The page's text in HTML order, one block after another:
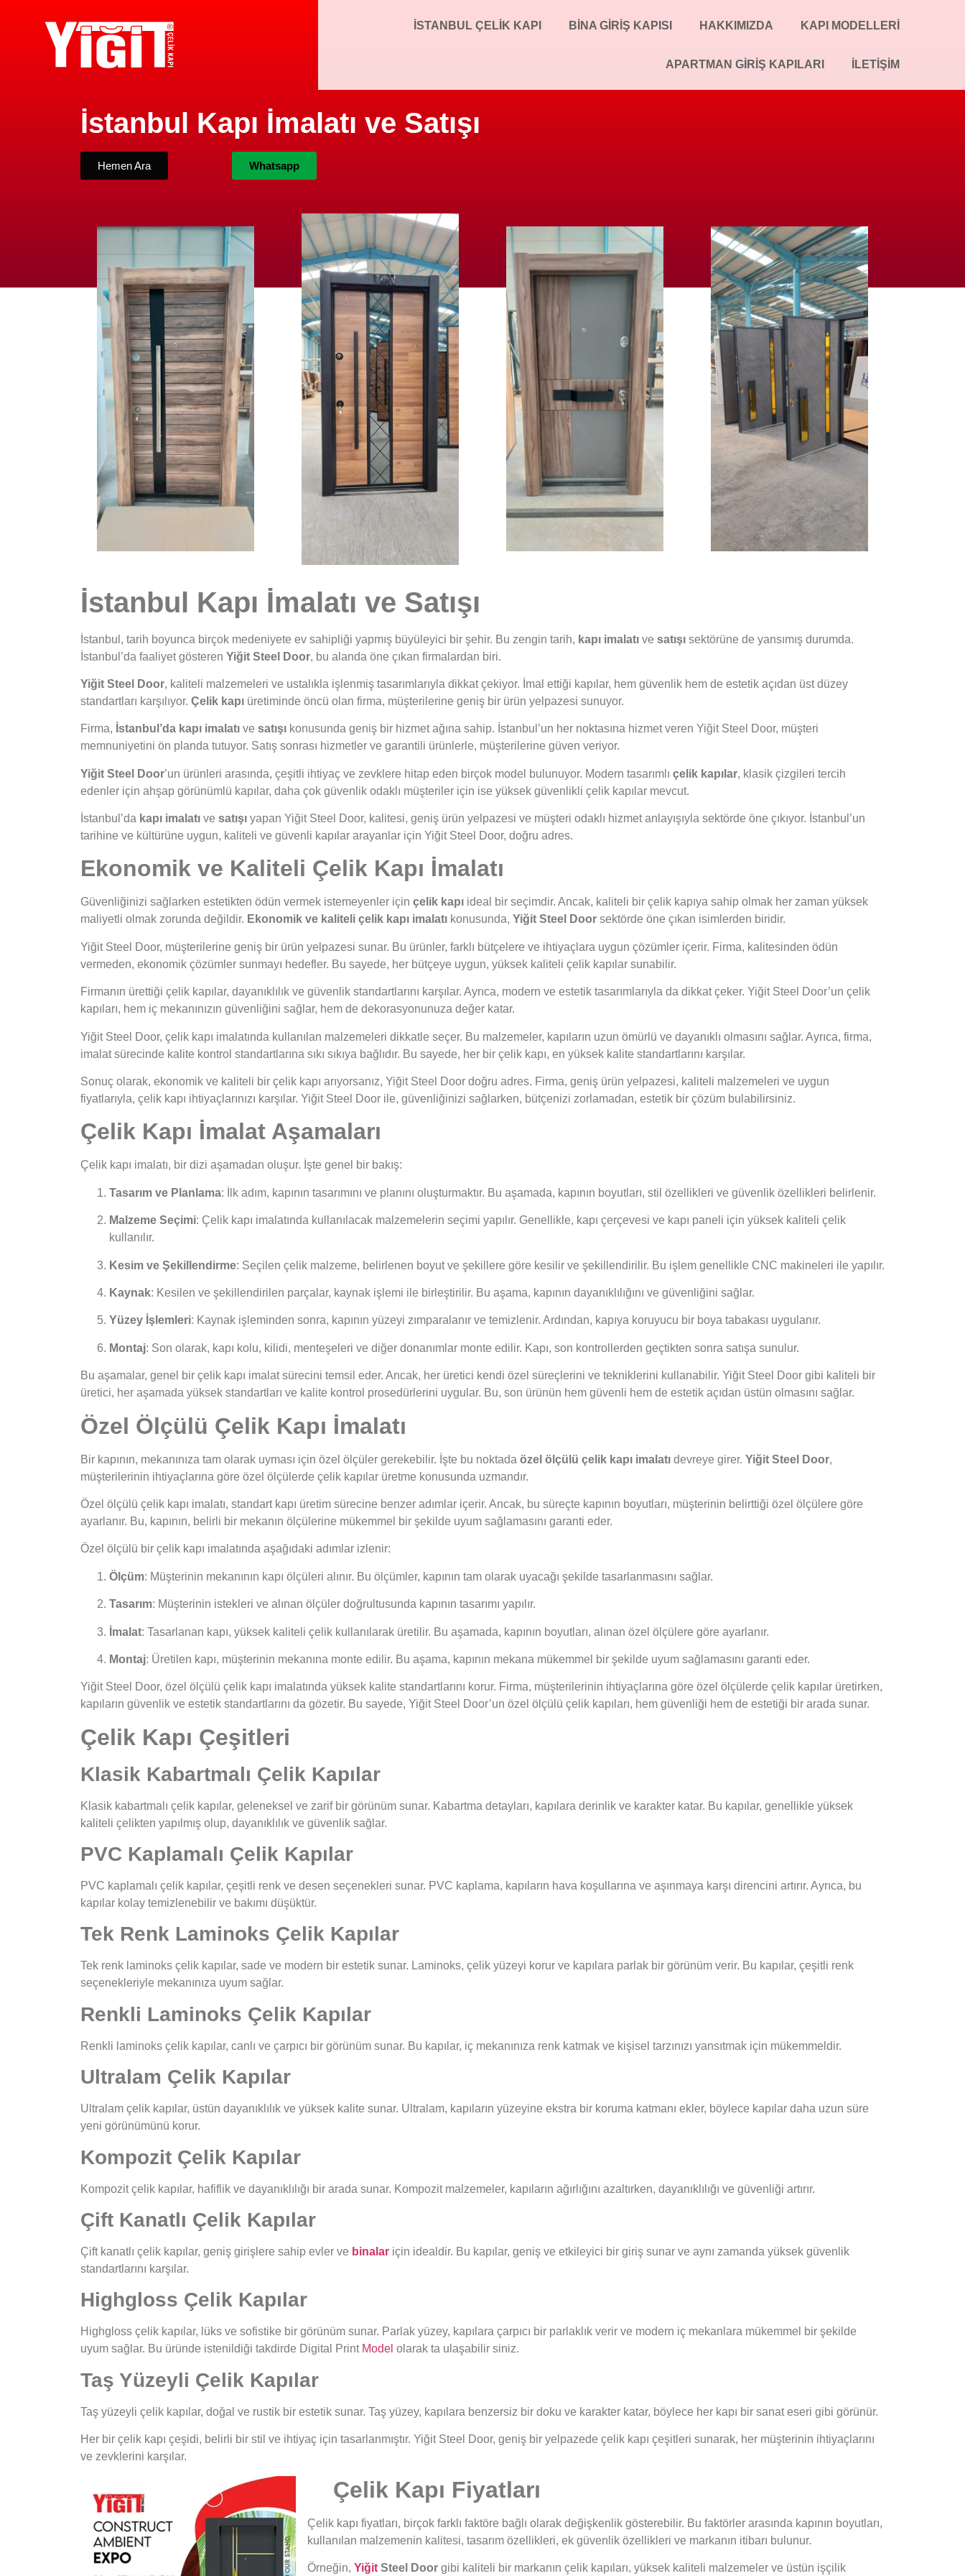
İSTANBUL ÇELIK KAPI BINA GIRIŞ KAPISI HAKKIMIZDA KAPI MODELLERI
APARTMAN GIRIŞ KAPILARI İLETIŞIM
İstanbul Kapı İmalatı ve Satışı
Hemen Ara Whatsapp
İstanbul Kapı İmalatı ve Satışı
İstanbul, tarih boyunca birçok medeniyete ev sahipliği yapmış büyüleyici bir şehir. Bu zengin tarih, kapı imalatı ve satışı sektörüne de yansımış durumda.
İstanbul’da faaliyet gösteren Yiğit Steel Door, bu alanda öne çıkan firmalardan biri.
Yiğit Steel Door, kaliteli malzemeleri ve ustalıkla işlenmiş tasarımlarıyla dikkat çekiyor. İmal ettiği kapılar, hem güvenlik hem de estetik açıdan üst düzey
standartları karşılıyor. Çelik kapı üretiminde öncü olan firma, müşterilerine geniş bir ürün yelpazesi sunuyor.
Firma, İstanbul’da kapı imalatı ve satışı konusunda geniş bir hizmet ağına sahip. İstanbul’un her noktasına hizmet veren Yiğit Steel Door, müşteri
memnuniyetini ön planda tutuyor. Satış sonrası hizmetler ve garantili ürünlerle, müşterilerine güven veriyor.
Yiğit Steel Door’un ürünleri arasında, çeşitli ihtiyaç ve zevklere hitap eden birçok model bulunuyor. Modern tasarımlı çelik kapılar, klasik çizgileri tercih
edenler için ahşap görünümlü kapılar, daha çok güvenlik odaklı müşteriler için ise yüksek güvenlikli çelik kapılar mevcut.
İstanbul’da kapı imalatı ve satışı yapan Yiğit Steel Door, kalitesi, geniş ürün yelpazesi ve müşteri odaklı hizmet anlayışıyla sektörde öne çıkıyor. İstanbul’un
tarihine ve kültürüne uygun, kaliteli ve güvenli kapılar arayanlar için Yiğit Steel Door, doğru adres.
Ekonomik ve Kaliteli Çelik Kapı İmalatı
Güvenliğinizi sağlarken estetikten ödün vermek istemeyenler için çelik kapı ideal bir seçimdir. Ancak, kaliteli bir çelik kapıya sahip olmak her zaman yüksek
maliyetli olmak zorunda değildir. Ekonomik ve kaliteli çelik kapı imalatı konusunda, Yiğit Steel Door sektörde öne çıkan isimlerden biridir.
Yiğit Steel Door, müşterilerine geniş bir ürün yelpazesi sunar. Bu ürünler, farklı bütçelere ve ihtiyaçlara uygun çözümler içerir. Firma, kalitesinden ödün
vermeden, ekonomik çözümler sunmayı hedefler. Bu sayede, her bütçeye uygun, yüksek kaliteli çelik kapılar sunabilir.
Firmanın ürettiği çelik kapılar, dayanıklılık ve güvenlik standartlarını karşılar. Ayrıca, modern ve estetik tasarımlarıyla da dikkat çeker. Yiğit Steel Door’un çelik
kapıları, hem iç mekanınızın güvenliğini sağlar, hem de dekorasyonunuza değer katar.
Yiğit Steel Door, çelik kapı imalatında kullanılan malzemeleri dikkatle seçer. Bu malzemeler, kapıların uzun ömürlü ve dayanıklı olmasını sağlar. Ayrıca, firma,
imalat sürecinde kalite kontrol standartlarına sıkı sıkıya bağlıdır. Bu sayede, her bir çelik kapı, en yüksek kalite standartlarını karşılar.
Sonuç olarak, ekonomik ve kaliteli bir çelik kapı arıyorsanız, Yiğit Steel Door doğru adres. Firma, geniş ürün yelpazesi, kaliteli malzemeleri ve uygun
fiyatlarıyla, çelik kapı ihtiyaçlarınızı karşılar. Yiğit Steel Door ile, güvenliğinizi sağlarken, bütçenizi zorlamadan, estetik bir çözüm bulabilirsiniz.
Çelik Kapı İmalat Aşamaları
Çelik kapı imalatı, bir dizi aşamadan oluşur. İşte genel bir bakış:
Tasarım ve Planlama: İlk adım, kapının tasarımını ve planını oluşturmaktır. Bu aşamada, kapının boyutları, stil özellikleri ve güvenlik özellikleri belirlenir.
Malzeme Seçimi: Çelik kapı imalatında kullanılacak malzemelerin seçimi yapılır. Genellikle, kapı çerçevesi ve kapı paneli için yüksek kaliteli çelik
kullanılır.
Kesim ve Şekillendirme: Seçilen çelik malzeme, belirlenen boyut ve şekillere göre kesilir ve şekillendirilir. Bu işlem genellikle CNC makineleri ile yapılır.
Kaynak: Kesilen ve şekillendirilen parçalar, kaynak işlemi ile birleştirilir. Bu aşama, kapının dayanıklılığını ve güvenliğini sağlar.
Yüzey İşlemleri: Kaynak işleminden sonra, kapının yüzeyi zımparalanır ve temizlenir. Ardından, kapıya koruyucu bir boya tabakası uygulanır.
Montaj: Son olarak, kapı kolu, kilidi, menteşeleri ve diğer donanımlar monte edilir. Kapı, son kontrollerden geçtikten sonra satışa sunulur.
Bu aşamalar, genel bir çelik kapı imalat sürecini temsil eder. Ancak, her üretici kendi özel süreçlerini ve tekniklerini kullanabilir. Yiğit Steel Door gibi kaliteli bir
üretici, her aşamada yüksek standartları ve kalite kontrol prosedürlerini uygular. Bu, son ürünün hem güvenli hem de estetik açıdan üstün olmasını sağlar.
Özel Ölçülü Çelik Kapı İmalatı
Bir kapının, mekanınıza tam olarak uyması için özel ölçüler gerekebilir. İşte bu noktada özel ölçülü çelik kapı imalatı devreye girer. Yiğit Steel Door,
müşterilerinin ihtiyaçlarına göre özel ölçülerde çelik kapılar üretme konusunda uzmandır.
Özel ölçülü çelik kapı imalatı, standart kapı üretim sürecine benzer adımlar içerir. Ancak, bu süreçte kapının boyutları, müşterinin belirttiği özel ölçülere göre
ayarlanır. Bu, kapının, belirli bir mekanın ölçülerine mükemmel bir şekilde uyum sağlamasını garanti eder.
Özel ölçülü bir çelik kapı imalatında aşağıdaki adımlar izlenir:
Ölçüm: Müşterinin mekanının kapı ölçüleri alınır. Bu ölçümler, kapının tam olarak uyacağı şekilde tasarlanmasını sağlar.
Tasarım: Müşterinin istekleri ve alınan ölçüler doğrultusunda kapının tasarımı yapılır.
İmalat: Tasarlanan kapı, yüksek kaliteli çelik kullanılarak üretilir. Bu aşamada, kapının boyutları, alınan özel ölçülere göre ayarlanır.
Montaj: Üretilen kapı, müşterinin mekanına monte edilir. Bu aşama, kapının mekana mükemmel bir şekilde uyum sağlamasını garanti eder.
Yiğit Steel Door, özel ölçülü çelik kapı imalatında yüksek kalite standartlarını korur. Firma, müşterilerinin ihtiyaçlarına göre özel ölçülerde çelik kapılar üretirken,
kapıların güvenlik ve estetik standartlarını da gözetir. Bu sayede, Yiğit Steel Door’un özel ölçülü çelik kapıları, hem güvenliği hem de estetiği bir arada sunar.
Çelik Kapı Çeşitleri
Klasik Kabartmalı Çelik Kapılar
Klasik kabartmalı çelik kapılar, geleneksel ve zarif bir görünüm sunar. Kabartma detayları, kapılara derinlik ve karakter katar. Bu kapılar, genellikle yüksek
kaliteli çelikten yapılmış olup, dayanıklılık ve güvenlik sağlar.
PVC Kaplamalı Çelik Kapılar
PVC kaplamalı çelik kapılar, çeşitli renk ve desen seçenekleri sunar. PVC kaplama, kapıların hava koşullarına ve aşınmaya karşı direncini artırır. Ayrıca, bu
kapılar kolay temizlenebilir ve bakımı düşüktür.
Tek Renk Laminoks Çelik Kapılar
Tek renk laminoks çelik kapılar, sade ve modern bir estetik sunar. Laminoks, çelik yüzeyi korur ve kapılara parlak bir görünüm verir. Bu kapılar, çeşitli renk
seçenekleriyle mekanınıza uyum sağlar.
Renkli Laminoks Çelik Kapılar
Renkli laminoks çelik kapılar, canlı ve çarpıcı bir görünüm sunar. Bu kapılar, iç mekanınıza renk katmak ve kişisel tarzınızı yansıtmak için mükemmeldir.
Ultralam Çelik Kapılar
Ultralam çelik kapılar, üstün dayanıklılık ve yüksek kalite sunar. Ultralam, kapıların yüzeyine ekstra bir koruma katmanı ekler, böylece kapılar daha uzun süre
yeni görünümünü korur.
Kompozit Çelik Kapılar
Kompozit çelik kapılar, hafiflik ve dayanıklılığı bir arada sunar. Kompozit malzemeler, kapıların ağırlığını azaltırken, dayanıklılığı ve güvenliği artırır.
Çift Kanatlı Çelik Kapılar
Çift kanatlı çelik kapılar, geniş girişlere sahip evler ve binalar için idealdir. Bu kapılar, geniş ve etkileyici bir giriş sunar ve aynı zamanda yüksek güvenlik
standartlarını karşılar.
Highgloss Çelik Kapılar
Highgloss çelik kapılar, lüks ve sofistike bir görünüm sunar. Parlak yüzey, kapılara çarpıcı bir parlaklık verir ve modern iç mekanlara mükemmel bir şekilde
uyum sağlar. Bu üründe istenildiği takdirde Digital Print Model olarak ta ulaşabilir siniz.
Taş Yüzeyli Çelik Kapılar
Taş yüzeyli çelik kapılar, doğal ve rustik bir estetik sunar. Taş yüzey, kapılara benzersiz bir doku ve karakter katar, böylece her kapı bir sanat eseri gibi görünür.
Her bir çelik kapı çeşidi, belirli bir stil ve ihtiyaç için tasarlanmıştır. Yiğit Steel Door, geniş bir yelpazede çelik kapı çeşitleri sunarak, her müşterinin ihtiyaçlarını
ve zevklerini karşılar.
Çelik Kapı Fiyatları
Çelik kapı fiyatları, birçok farklı faktöre bağlı olarak değişkenlik gösterebilir. Bu faktörler arasında kapının boyutları,
kullanılan malzemenin kalitesi, tasarım özellikleri, ek güvenlik özellikleri ve markanın itibarı bulunur.
Örneğin, Yiğit Steel Door gibi kaliteli bir markanın çelik kapıları, yüksek kaliteli malzemeler ve üstün işçilik